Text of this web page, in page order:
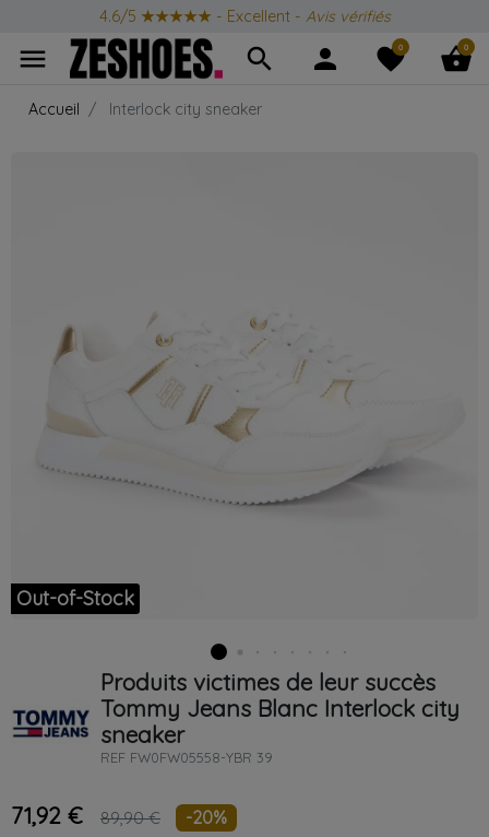
4.6/5 ★★★★★ - Excellent - Avis vérifiés
menu search person favorite
0 shopping_basket
0
Accueil Interlock city sneaker
Out-of-Stock
Produits victimes de leur succès
Tommy Jeans Blanc Interlock city
sneaker
REF FW0FW05558-YBR 39
71,92 € 89,90 € -20%